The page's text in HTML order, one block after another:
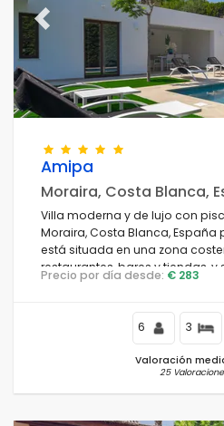
Previous
Amipa
Moraira, Costa Blanca,
Villa moderna y de lujo con
Moraira, Costa Blanca, España
está situada en una zona
restaurantes, bares y tiendas, y
playa.
Precio por día desde: € 283
6 3
Valoración
25